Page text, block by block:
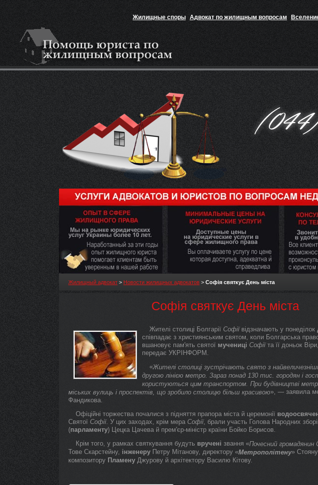
Жилищные споры Адвокат по жилищным вопросам
Жилищный адвокат > Новости жилищных адвокатов > Софія святкує День міста
Софія святкує День міста
Жителі столиці Болгарії Софіївідзначають у понеділок
співпадає з християнським святом, коли Болгарська
вшановує пам'ять святої мучениці Софіїта її доньок
передає УКРІНФОРМ.
«Жителі столиці зустрічають свято з
другою лінією метро. Зараз понад 130 тис. городян і
користуються цим транспортом. При будівництві
міських вулиць і проспектів, що зробило столицю більш красивою», — заявила
Фандикова.
Офіційні торжества почалися з підняття прапора міста й церемонії
Святої Софії. У цих заходах, крім мера Софії, брали участь Голова Народних
(парламенту) Цецка Цачева й прем'єр-міністр країни Бойко Борисов.
Крім того, у рамках святкування будуть вручені звання «Почесний громадянин
Тове Скарстейну, інженеру Петру Мітанову, директору «Метрополітену»
композитору Пламену Джурову й архітектору Василю Кітову.